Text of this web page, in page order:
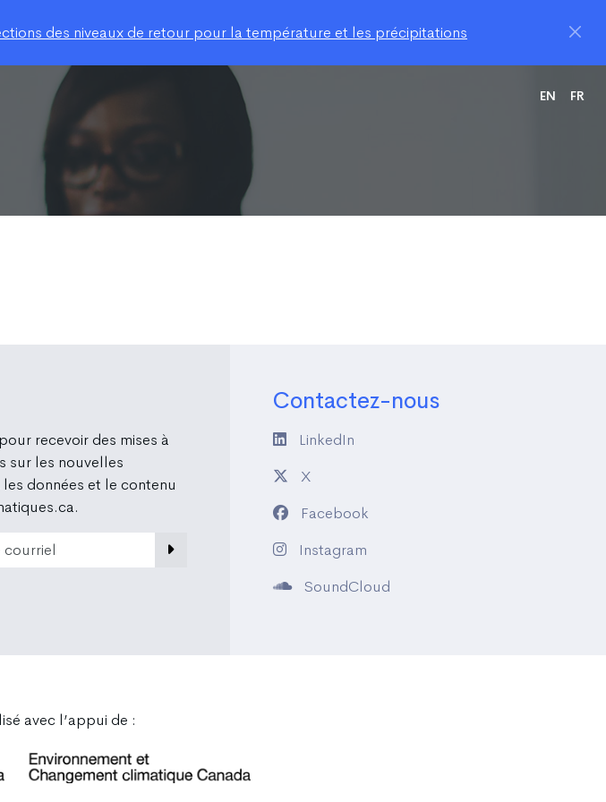
des niveaux de retour pour la température et les précipitations
EN FR
recevoir des mises à
sur les nouvelles
données et le contenu
Contactez-nous
LinkedIn
X
Facebook
Instagram
SoundCloud
avec l’appui de :